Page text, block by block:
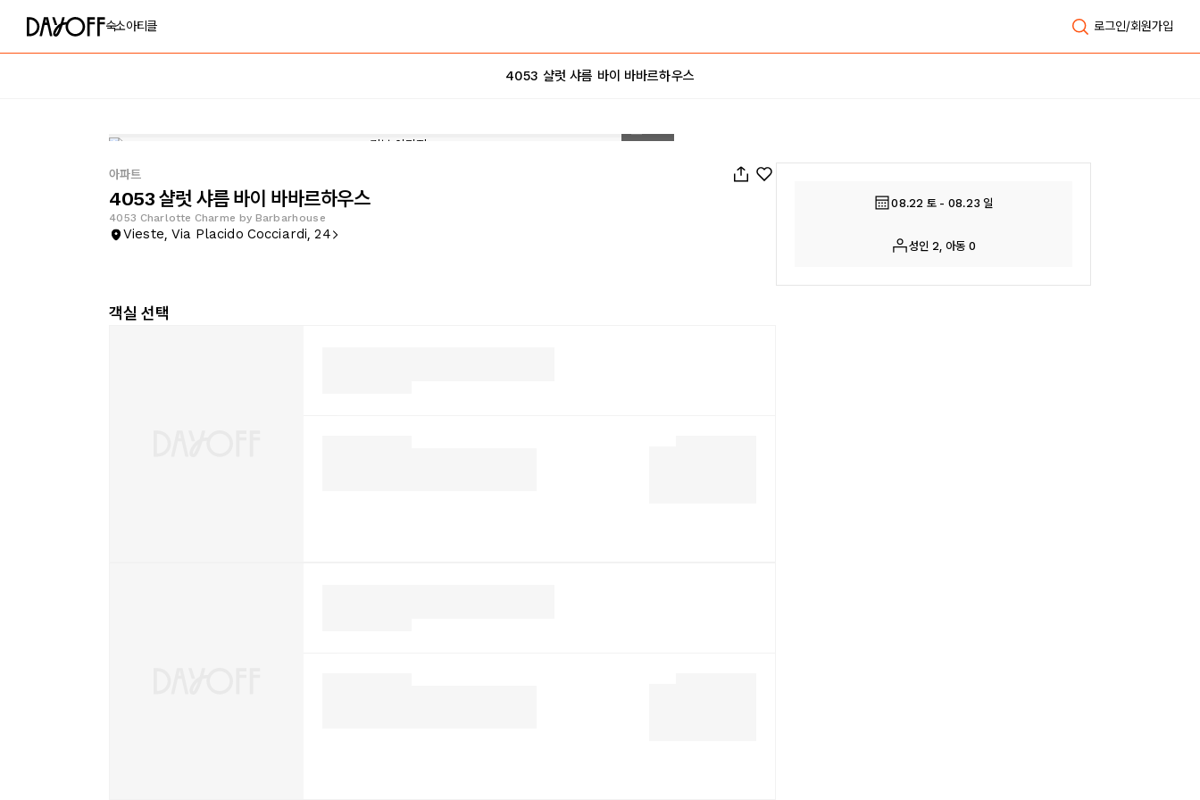
숙소아티클 로그인/회원가입
4053 샬럿 샤름 바이 바바르하우스
아파트
4053 샬럿 샤름 바이 바바르하우스
4053 Charlotte Charme by Barbarhouse
Vieste, Via Placido Cocciardi, 24
객실 선택
08.22 토 - 08.23 일
성인 2, 아동 0